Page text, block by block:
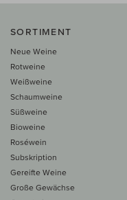
SORTIMENT
Neue Weine
Rotweine
Weißweine
Schaumweine
Süßweine
Bioweine
Roséwein
Subskription
Gereifte Weine
Große Gewächse